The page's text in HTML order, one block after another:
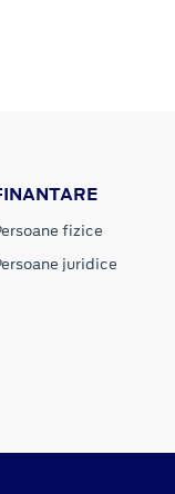
fizice
juridice